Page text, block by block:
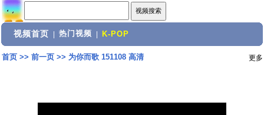
视频首页 热门视频 K-POP
首页>> 前一页>> 为你而歌 151108 高清 更多